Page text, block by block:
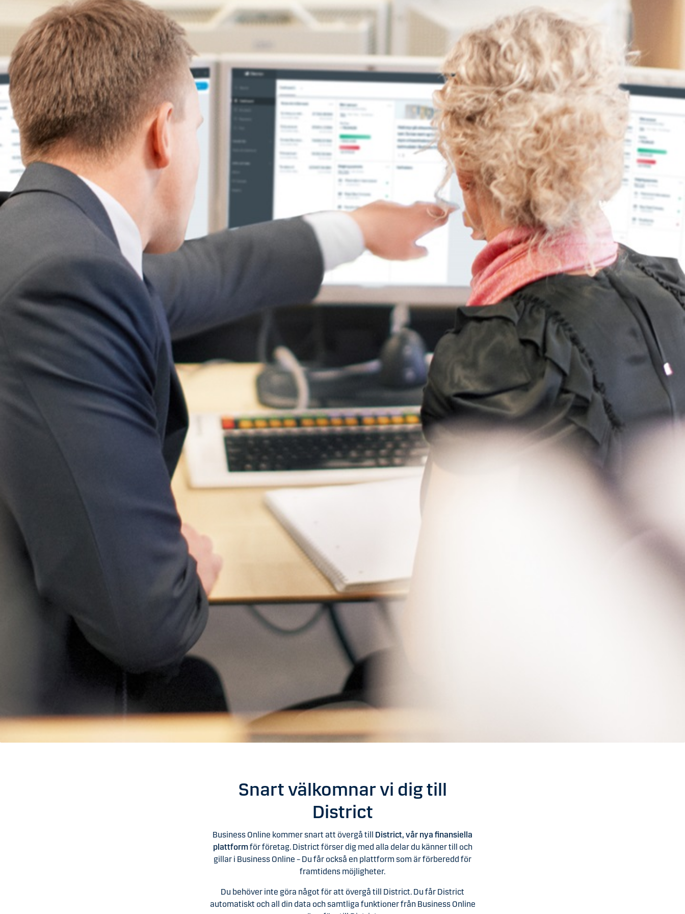
Snart välkomnar vi dig till
District
Business Online kommer snart att övergå till District, vår nya finansiella
plattformför företag. District förser dig med alla delar du känner till och
gillar i Business Online – Du får också en plattform som är förberedd för
framtidens möjligheter.
Du behöver inte göra något för att övergå till District. Du får District
automatiskt och all din data och samtliga funktioner från Business Online